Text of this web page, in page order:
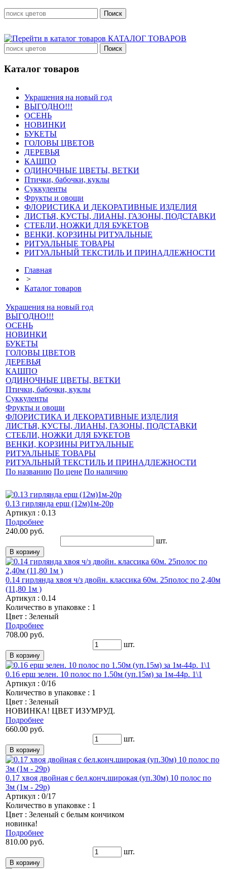
КАТАЛОГ ТОВАРОВ
Каталог товаров
Украшения на новый год
ВЫГОДНО!!!
ОСЕНЬ
НОВИНКИ
БУКЕТЫ
ГОЛОВЫ ЦВЕТОВ
ДЕРЕВЬЯ
КАШПО
ОДИНОЧНЫЕ ЦВЕТЫ, ВЕТКИ
Птички, бабочки, куклы
Суккуленты
Фрукты и овощи
ФЛОРИСТИКА И ДЕКОРАТИВНЫЕ ИЗДЕЛИЯ
ЛИСТЬЯ, КУСТЫ, ЛИАНЫ, ГАЗОНЫ, ПОДСТАВКИ
СТЕБЛИ, НОЖКИ ДЛЯ БУКЕТОВ
ВЕНКИ, КОРЗИНЫ РИТУАЛЬНЫЕ
РИТУАЛЬНЫЕ ТОВАРЫ
РИТУАЛЬНЫЙ ТЕКСТИЛЬ И ПРИНАДЛЕЖНОСТИ
Главная
>
Каталог товаров
Украшения на новый год
ВЫГОДНО!!!
ОСЕНЬ
НОВИНКИ
БУКЕТЫ
ГОЛОВЫ ЦВЕТОВ
ДЕРЕВЬЯ
КАШПО
ОДИНОЧНЫЕ ЦВЕТЫ, ВЕТКИ
Птички, бабочки, куклы
Суккуленты
Фрукты и овощи
ФЛОРИСТИКА И ДЕКОРАТИВНЫЕ ИЗДЕЛИЯ
ЛИСТЬЯ, КУСТЫ, ЛИАНЫ, ГАЗОНЫ, ПОДСТАВКИ
СТЕБЛИ, НОЖКИ ДЛЯ БУКЕТОВ
ВЕНКИ, КОРЗИНЫ РИТУАЛЬНЫЕ
РИТУАЛЬНЫЕ ТОВАРЫ
РИТУАЛЬНЫЙ ТЕКСТИЛЬ И ПРИНАДЛЕЖНОСТИ
По названию По цене По наличию
0.13 гирлянда ерш (12м)1м-20р
Артикул : 0.13
Подробнее
240.00 руб.
шт.
0.14 гирлянда хвоя ч/з двойн. классика 60м. 25полос по 2,40м
(11,80 1м )
Артикул : 0.14
Количество в упаковке : 1
Цвет : Зеленый
Подробнее
708.00 руб.
шт.
0.16 ерш зелен. 10 полос по 1.50м (уп.15м) за 1м-44р. 1\1
Артикул : 0/16
Количество в упаковке : 1
Цвет : Зеленый
НОВИНКА! ЦВЕТ ИЗУМРУД.
Подробнее
660.00 руб.
шт.
0.17 хвоя двойная с бел.конч.широкая (уп.30м) 10 полос по
3м (1м - 29р)
Артикул : 0/17
Количество в упаковке : 1
Цвет : Зеленый с белым кончиком
новинка!
Подробнее
810.00 руб.
шт.